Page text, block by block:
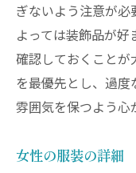
ぎないよう注意が
よっては装飾品が
確認しておくことが
を最優先とし、過
雰囲気を保つよう心
女性の服装の詳細